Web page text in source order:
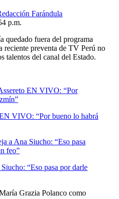
Farándula
p.m.
quedado fuera del programa
reciente preventa de TV Perú no
talentos del canal del Estado.
VIVO: “Por bueno lo habrá
“Eso pasa por darle
Grazia Polanco como